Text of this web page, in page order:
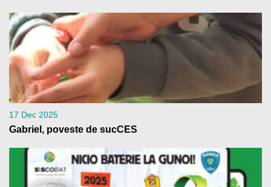
17 Dec 2025
Gabriel, poveste de sucCES